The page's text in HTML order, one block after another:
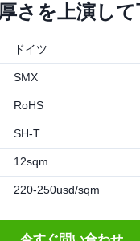
さを上演し
ドイツ
SMX
RoHS
SH-T
12sqm
220-250usd/sqm